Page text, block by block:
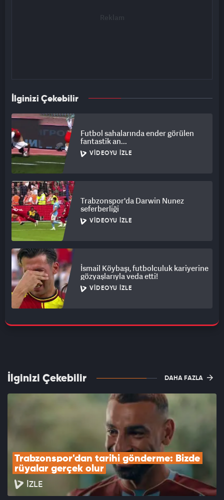
İlginizi Çekebilir
Futbol sahalarında ender görülen
fantastik an...
VIDEOYU İZLE
Trabzonspor'da Darwin Nunez
seferberliği
VIDEOYU İZLE
İsmail Köybaşı, futbolculuk kariyerine
gözyaşlarıyla veda etti!
VIDEOYU İZLE
İlginizi Çekebilir DAHA FAZLA
Trabzonspor'dan tarihi gönderme: Bizde
rüyalar gerçek olur
İZLE